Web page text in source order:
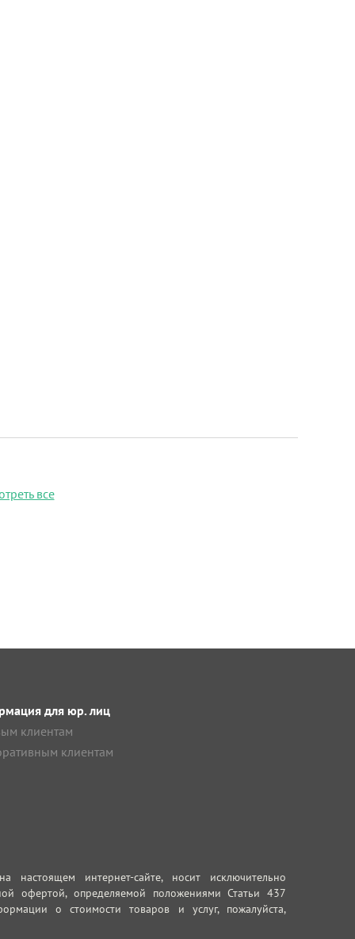
все
для юр. лиц
клиентам
клиентам
интернет-сайте, носит исключительно
офертой, определяемой положениями Статьи 437
о стоимости товаров и услуг, пожалуйста,